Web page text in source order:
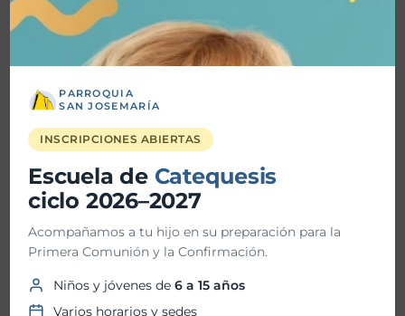
Además, la Escuela de Catequesis ofrece los
PARROQUIA
SAN JOSEMARÍA
INSCRIPCIONES ABIERTAS
Escuela de Catequesis
ciclo 2026–2027
Acompañamos a tu hijo en su preparación para la
Primera Comunión y la Confirmación.
Niños y jóvenes de6 a 15 años
Varios horarios y sedes